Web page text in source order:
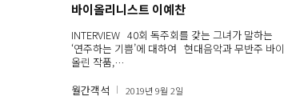
바이올리니스트 이예찬
INTERVIEW 40회 독주회를 갖는 그녀가 말하는
‘연주하는 기쁨’에 대하여 현대음악과 무반주 바이
올린 작품,…
월간객석
2019년 9월 2일